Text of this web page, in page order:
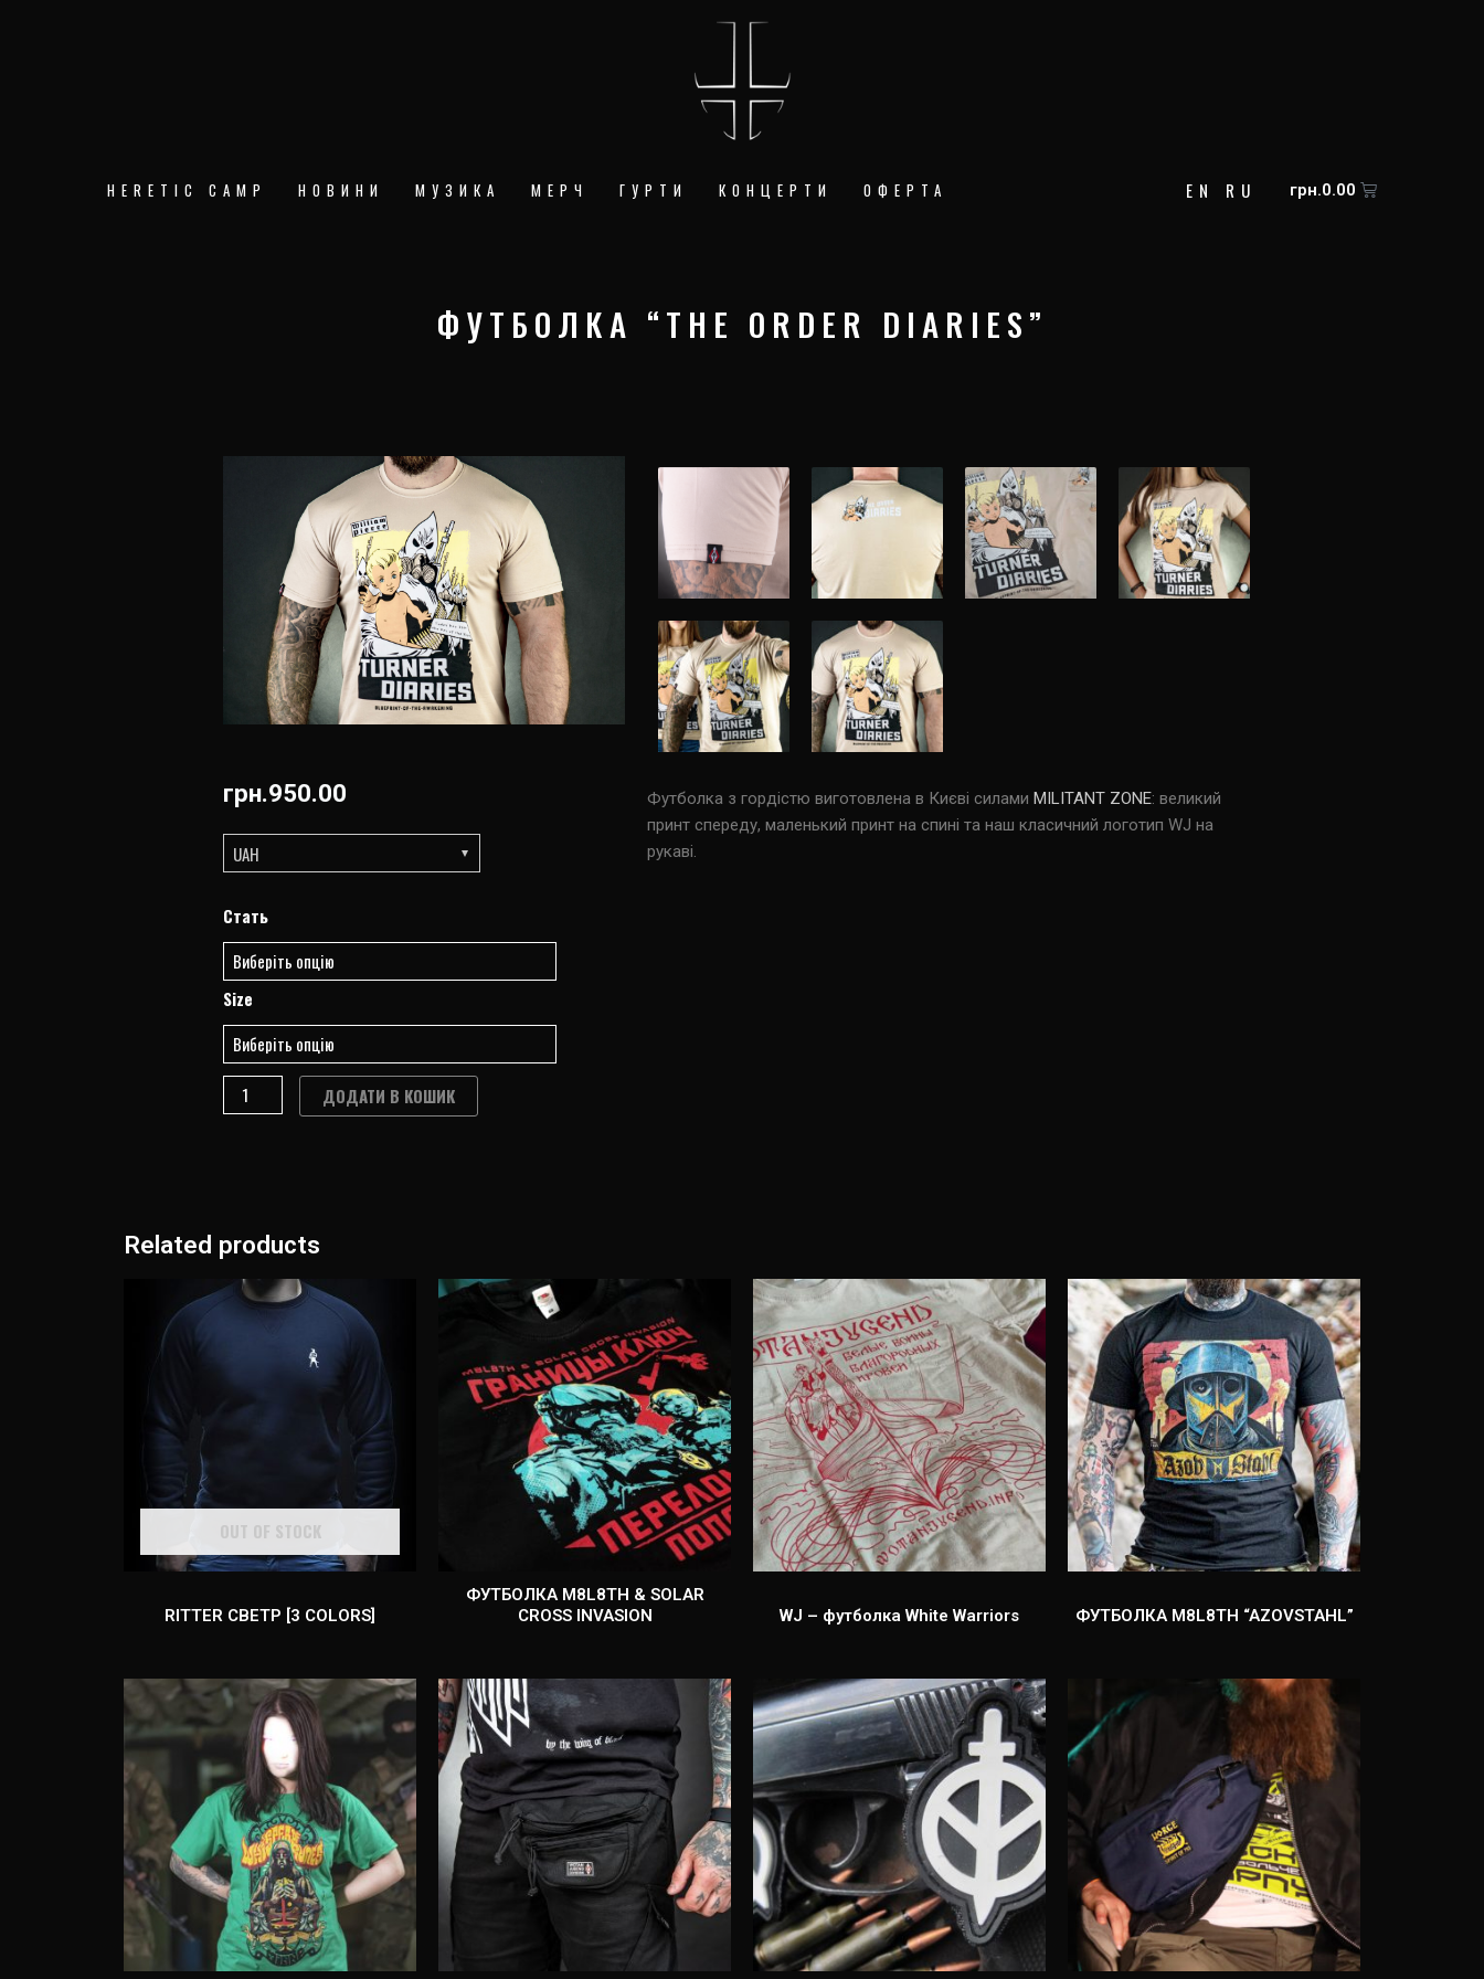
HERETIC CAMP НОВИНИ МУЗИКА МЕРЧ ГУРТИ КОНЦЕРТИ ОФЕРТА EN RU грн.0.00 Cart
ФУТБОЛКА “THE ORDER DIARIES”
грн.950.00
UAH
Стать
Size
ФУТБОЛКА
"THE
ORDER
DIARIES"
ДОДАТИ В КОШИК
Футболка з гордістю виготовлена в Києві силами MILITANT ZONE: великий
принт спереду, маленький принт на спині та наш класичний логотип WJ на
рукаві.
Related products
OUT OF STOCK
RITTER СВЕТР [3 COLORS]
ФУТБОЛКА M8L8TH & SOLAR
CROSS INVASION
WJ – футболка White Warriors ФУТБОЛКА M8L8TH “AZOVSTAHL”